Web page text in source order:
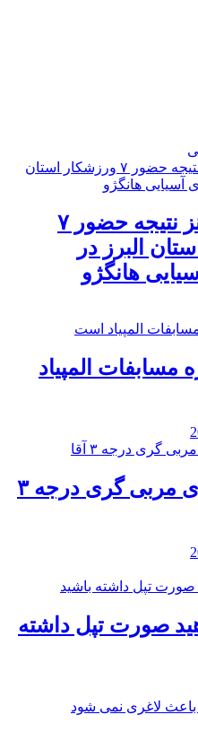
۲ مدال برنز نتیجه حضور ۷
البرز در
هانگژو
مسابفات المپیاد
کلاس تئوری مربی گری درجه ۳
صورت تپل داشته